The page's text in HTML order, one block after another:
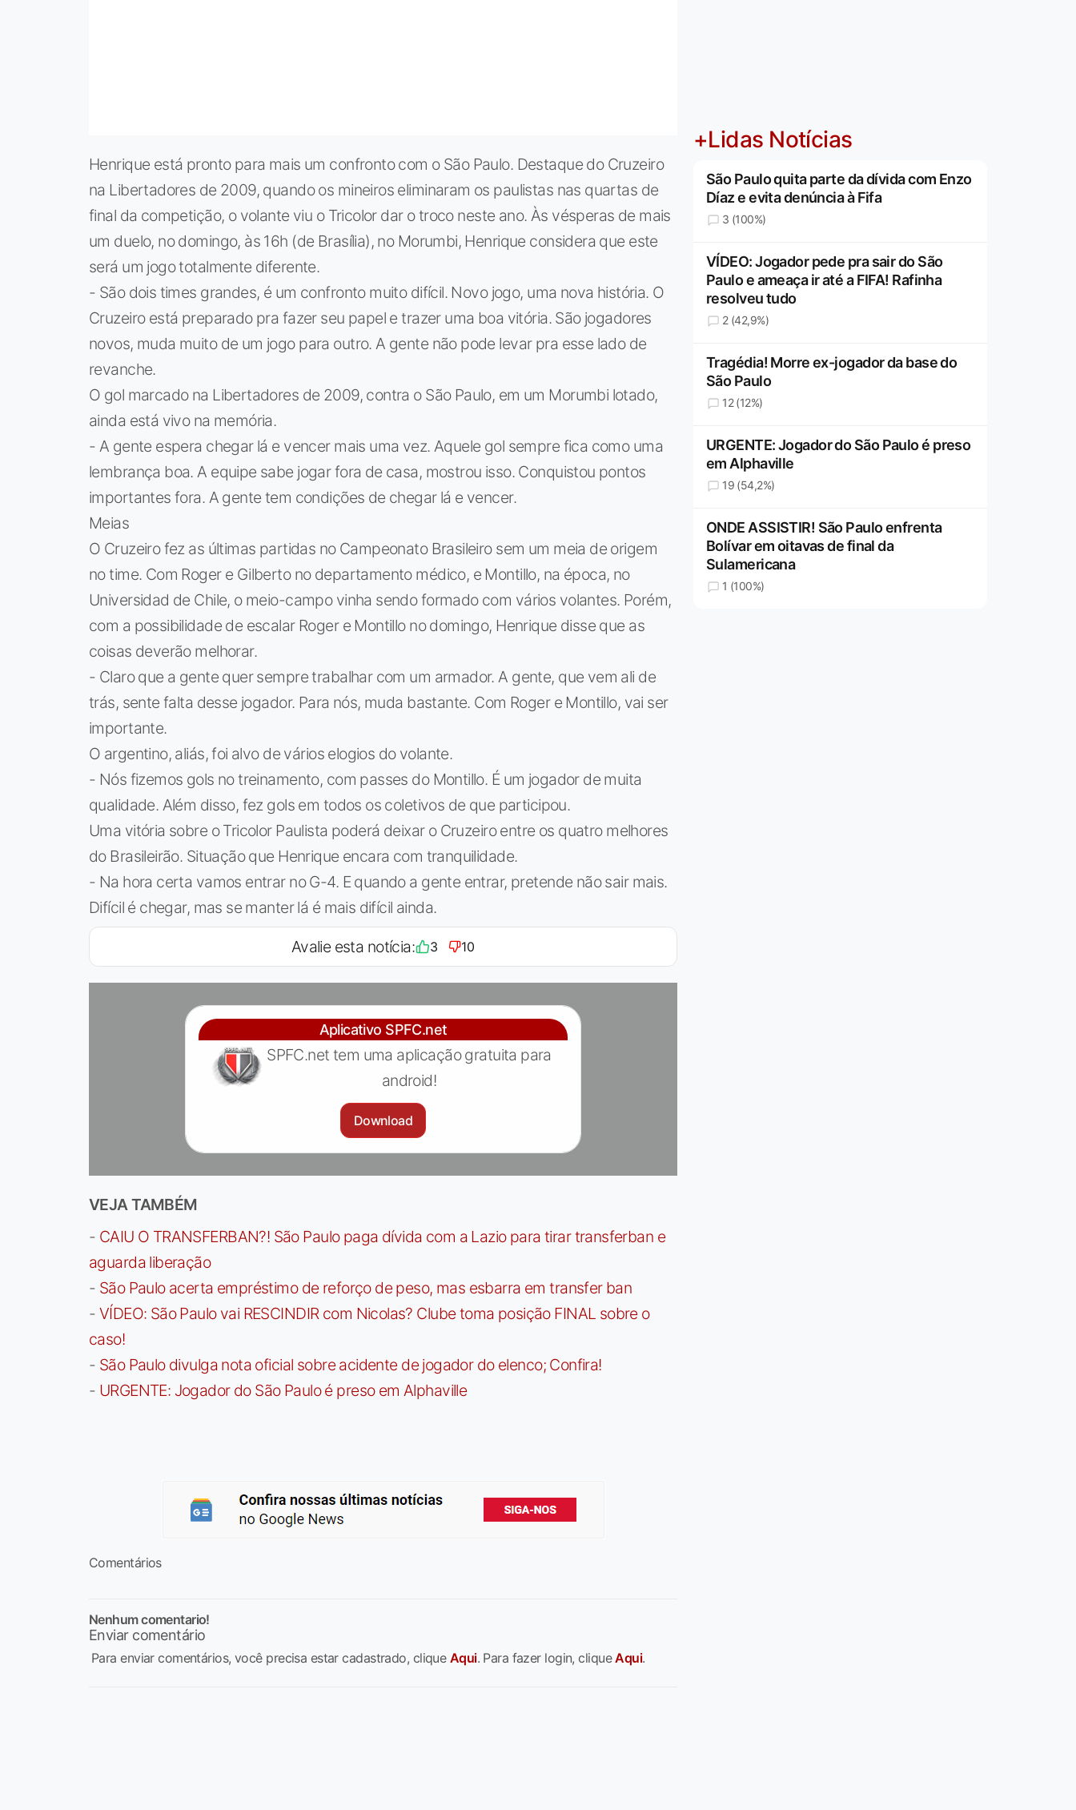
Henrique está pronto para mais um confronto com o São Paulo. Destaque do Cruzeiro
na Libertadores de 2009, quando os mineiros eliminaram os paulistas nas quartas de
final da competição, o volante viu o Tricolor dar o troco neste ano. Às vésperas de mais
um duelo, no domingo, às 16h (de Brasília), no Morumbi, Henrique considera que este
será um jogo totalmente diferente.
- São dois times grandes, é um confronto muito difícil. Novo jogo, uma nova história. O
Cruzeiro está preparado pra fazer seu papel e trazer uma boa vitória. São jogadores
novos, muda muito de um jogo para outro. A gente não pode levar pra esse lado de
revanche.
O gol marcado na Libertadores de 2009, contra o São Paulo, em um Morumbi lotado,
ainda está vivo na memória.
- A gente espera chegar lá e vencer mais uma vez. Aquele gol sempre fica como uma
lembrança boa. A equipe sabe jogar fora de casa, mostrou isso. Conquistou pontos
importantes fora. A gente tem condições de chegar lá e vencer.
Meias
O Cruzeiro fez as últimas partidas no Campeonato Brasileiro sem um meia de origem
no time. Com Roger e Gilberto no departamento médico, e Montillo, na época, no
Universidad de Chile, o meio-campo vinha sendo formado com vários volantes. Porém,
com a possibilidade de escalar Roger e Montillo no domingo, Henrique disse que as
coisas deverão melhorar.
- Claro que a gente quer sempre trabalhar com um armador. A gente, que vem ali de
trás, sente falta desse jogador. Para nós, muda bastante. Com Roger e Montillo, vai ser
importante.
O argentino, aliás, foi alvo de vários elogios do volante.
- Nós fizemos gols no treinamento, com passes do Montillo. É um jogador de muita
qualidade. Além disso, fez gols em todos os coletivos de que participou.
Uma vitória sobre o Tricolor Paulista poderá deixar o Cruzeiro entre os quatro melhores
do Brasileirão. Situação que Henrique encara com tranquilidade.
- Na hora certa vamos entrar no G-4. E quando a gente entrar, pretende não sair mais.
Difícil é chegar, mas se manter lá é mais difícil ainda.
Avalie esta notícia: 3 10
Aplicativo SPFC.net
SPFC.net tem uma aplicação gratuita para
android!
Download
VEJA TAMBÉM
- CAIU O TRANSFERBAN?! São Paulo paga dívida com a Lazio para tirar transferban e
aguarda liberação
- São Paulo acerta empréstimo de reforço de peso, mas esbarra em transfer ban
- VÍDEO: São Paulo vai RESCINDIR com Nicolas? Clube toma posição FINAL sobre o
caso!
- São Paulo divulga nota oficial sobre acidente de jogador do elenco; Confira!
- URGENTE: Jogador do São Paulo é preso em Alphaville
Comentários
Nenhum comentario!
Enviar comentário
Para enviar comentários, você precisa estar cadastrado, clique Aqui. Para fazer login, cliqueAqui.
+Lidas Notícias
São Paulo quita parte da dívida com Enzo
Díaz e evita denúncia à Fifa
3 (100%)
VÍDEO: Jogador pede pra sair do São
Paulo e ameaça ir até a FIFA! Rafinha
resolveu tudo
2 (42,9%)
Tragédia! Morre ex-jogador da base do
São Paulo
12 (12%)
URGENTE: Jogador do São Paulo é preso
em Alphaville
19 (54,2%)
ONDE ASSISTIR! São Paulo enfrenta
Bolívar em oitavas de final da
Sulamericana
1 (100%)